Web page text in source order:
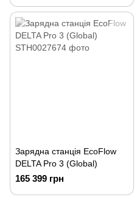
Зарядна станція EcoFlow
DELTA Pro 3 (Global)
165 399 грн